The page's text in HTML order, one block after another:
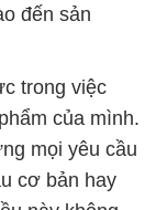
đến sản
trong việc
của mình.
mọi yêu cầu
cơ bản hay